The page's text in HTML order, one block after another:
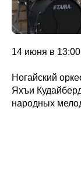
14 июня в
Ногайский
Яхъи
народных